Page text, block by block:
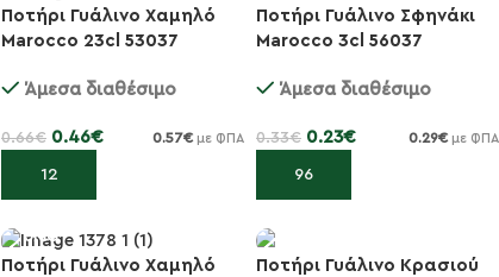
-30%
Ποτήρι Γυάλινο Χαμηλό
Marocco 23cl 53037
Άμεσα διαθέσιμο
0.66€ 0.46€ 0.57€ με ΦΠΑ
Προσθήκη στο καλάθι
-30%
Ποτήρι Γυάλινο Σφηνάκι
Marocco 3cl 56037
Άμεσα διαθέσιμο
0.33€ 0.23€ 0.29€ με ΦΠΑ
Προσθήκη στο καλάθι
Ποτήρι Γυάλινο Χαμηλό
Ποτήρι Γυάλινο Κρασιού